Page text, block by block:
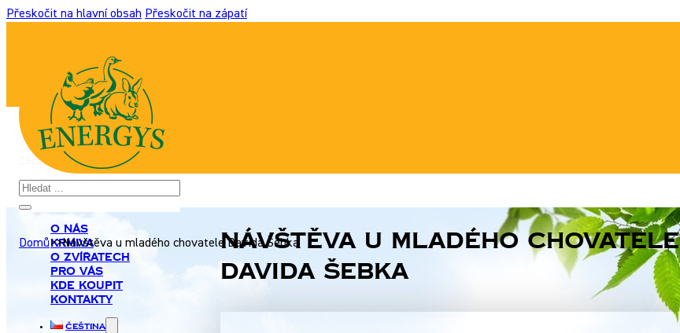
Přeskočit na hlavní obsah Přeskočit na zápatí
+420 517 307 701 info@energyshobby.cz
Hledat
Domů>>Návštěva u mladého chovatele Davida Šebka
O nás
Krmiva
O zvířatech
Pro Vás
Kde koupit
Kontakty
Čeština
Návštěva u mladého chovatele
Davida Šebka